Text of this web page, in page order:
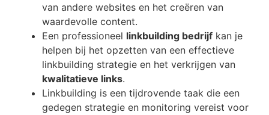
van andere websites en het creëren van
waardevolle content.
Een professioneel linkbuilding bedrijf kan je
helpen bij het opzetten van een effectieve
linkbuilding strategie en het verkrijgen van
kwalitatieve links.
Linkbuilding is een tijdrovende taak die een
gedegen strategie en monitoring vereist voor